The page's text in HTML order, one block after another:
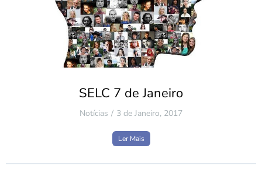
SELC 7 de Janeiro
Notícias 3 de Janeiro, 2017
Ler Mais